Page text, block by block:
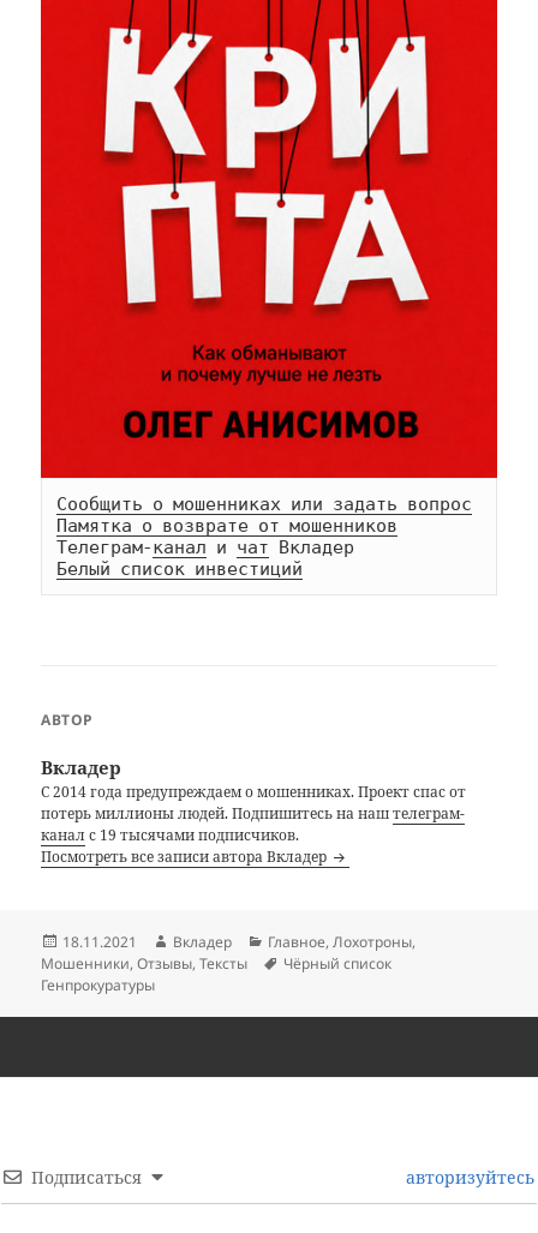
Сообщить о мошенниках или задать вопрос
Памятка о возврате от мошенников
Телеграм-канал и чат
Белый список инвестиций
АВТОР
Вкладер
С 2014 года предупреждаем о мошенниках. Проект спас от
потерь миллионы людей. Подпишитесь на наштелеграм-
каналс 19 тысячами подписчиков.
Посмотреть все записи автора Вкладер
Опубликовано
18.11.2021 Автор
Вкладер Рубрики
Главное,Лохотроны,
Мошенники,Отзывы,Тексты Метки
Чёрный список
Генпрокуратуры
Подписаться авторизуйтесь